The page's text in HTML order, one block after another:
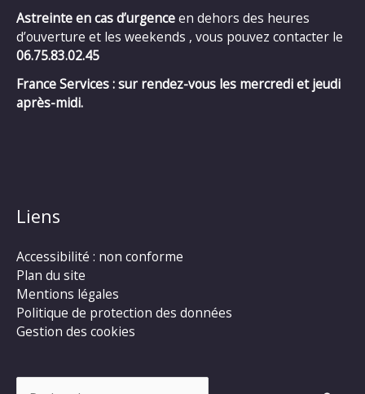
Astreinte en cas d’urgenceen dehors des heures
d’ouverture et les weekends , vous pouvez contacter le
06.75.83.02.45
France Services : sur rendez-vous les mercredi et jeudi
après-midi.
Liens
Accessibilité : non conforme
Plan du site
Mentions légales
Politique de protection des données
Gestion des cookies